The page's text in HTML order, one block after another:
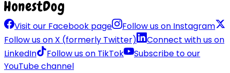
Visit our Facebook page
Follow us on Instagram
Follow us on X (formerly Twitter)
Connect with us on
LinkedIn
Follow us on TikTok
Subscribe to our
YouTube channel